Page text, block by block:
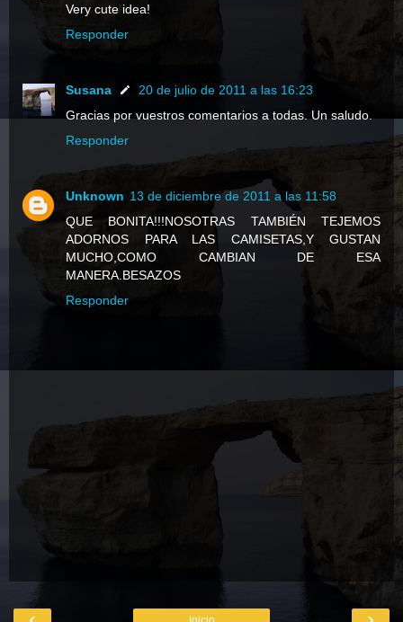
Very cute idea!
Responder
Susana
20 de julio de 2011 a las 16:23
Gracias por vuestros comentarios a todas. Un saludo.
Responder
Unknown 13 de diciembre de 2011 a las 11:58
QUE BONITA!!!NOSOTRAS TAMBIÉN TEJEMOS
ADORNOS PARA LAS CAMISETAS,Y GUSTAN
MUCHO,COMO CAMBIAN DE ESA
MANERA.BESAZOS
Responder